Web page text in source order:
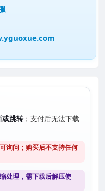
或跳转；支付后无法下载
询问；购买后不支持任何
处理，需下载后解压使